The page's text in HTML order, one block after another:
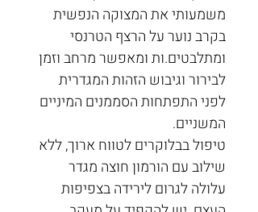
משמעותי את המצוקה הנפשית
בקרב נוער על הרצף הטרנסי
ומתלבטים.ות ומאפשר מרחב וזמן
לבירור וגיבוש הזהות המגדרית
לפני התפתחות הסממנים המיניים
המשניים.
טיפול בבלוקרים לטווח ארוך, ללא
שילוב עם הורמון חוצה מגדר
עלולה לגרום לירידה בצפיפות